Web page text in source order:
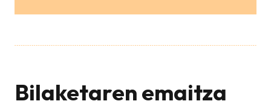
Bilaketaren emaitza